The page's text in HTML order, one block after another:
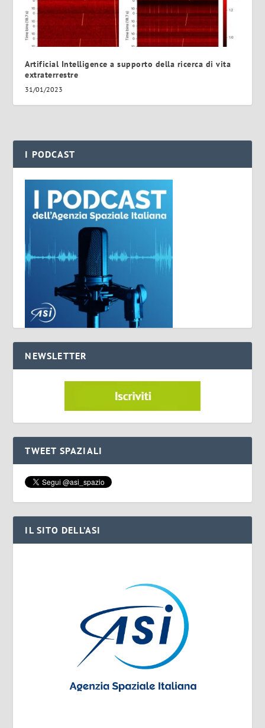
Artificial Intelligence a supporto della ricerca di vita
extraterrestre
31/01/2023
I PODCAST
NEWSLETTER
TWEET SPAZIALI
IL SITO DELL’ASI